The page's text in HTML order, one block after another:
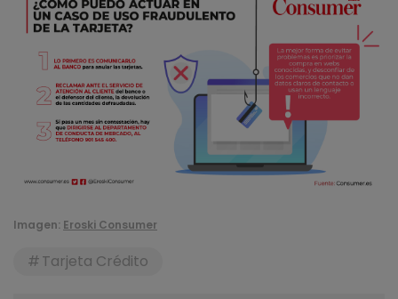
Imagen: Eroski Consumer
Tarjeta Crédito